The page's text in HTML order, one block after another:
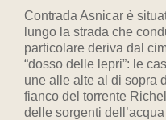
Contrada Asnicar è
lungo la strada che
particolare deriva dal
“dosso delle lepri”: le
une alle alte al di sopra
fianco del torrente
delle sorgenti